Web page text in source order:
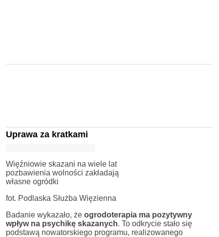
Uprawa za kratkami
Więźniowie skazani na wiele lat
pozbawienia wolności zakładają
własne ogródki
fot. Podlaska Służba Więzienna
Badanie wykazało, że ogrodoterapia ma pozytywny
wpływ na psychikę skazanych. To odkrycie stało się
podstawą nowatorskiego programu, realizowanego